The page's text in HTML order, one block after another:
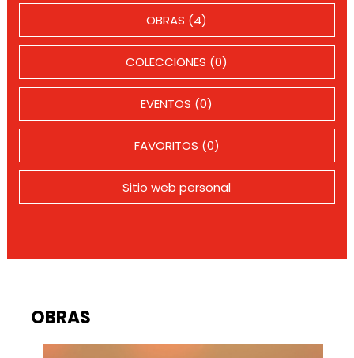
OBRAS (4)
COLECCIONES (0)
EVENTOS (0)
FAVORITOS (0)
Sitio web personal
OBRAS